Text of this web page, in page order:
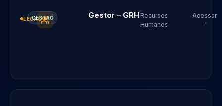
LEGADO
GESTAO Gestor – GRH Recursos
Humanos
Acessar
→